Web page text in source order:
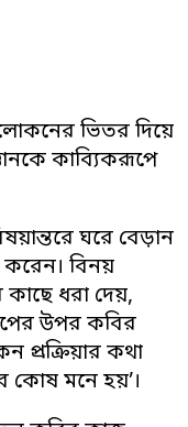
ভিতর দিয়ে
কাব্যিকরূপে
ঘরে বেড়ান
বিনয়
ধরা দেয়,
উপর কবির
প্রক্রিয়ার কথা
কোষ মনে হয়’।